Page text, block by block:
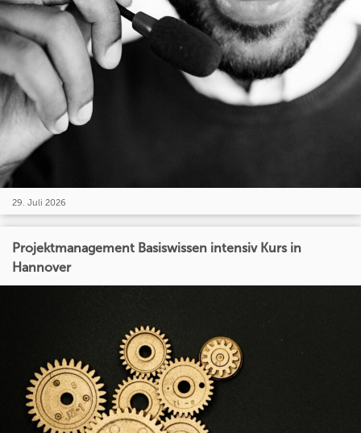
29. Juli 2026
Projektmanagement Basiswissen intensiv Kurs in
Hannover